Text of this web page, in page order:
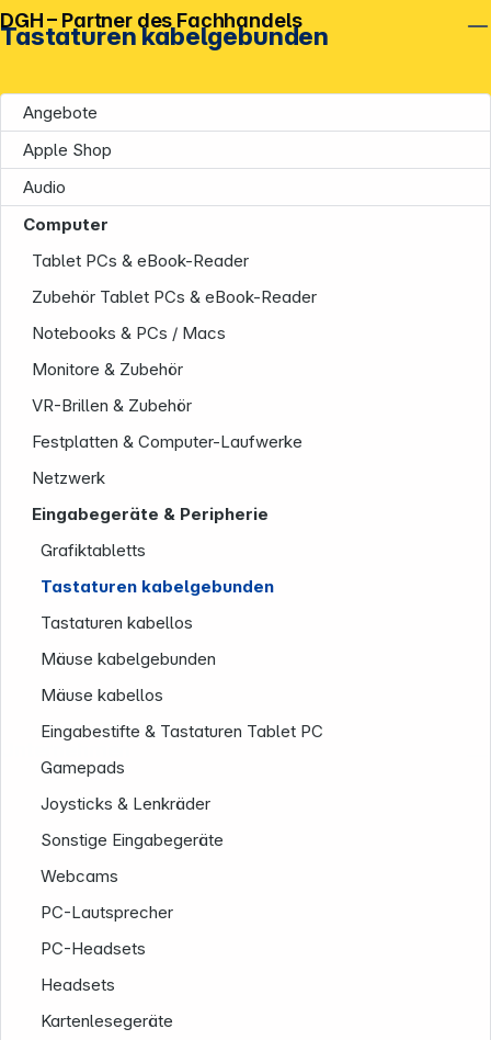
Tastaturen kabelgebunden
Angebote
Apple Shop
Audio
Computer
Tablet PCs & eBook-Reader
Zubehör Tablet PCs & eBook-Reader
Notebooks & PCs / Macs
Monitore & Zubehör
VR-Brillen & Zubehör
Festplatten & Computer-Laufwerke
Netzwerk
Eingabegeräte & Peripherie
Grafiktabletts
Tastaturen kabelgebunden
Tastaturen kabellos
Mäuse kabelgebunden
Mäuse kabellos
Eingabestifte & Tastaturen Tablet PC
Gamepads
Joysticks & Lenkräder
Sonstige Eingabegeräte
Webcams
PC-Lautsprecher
PC-Headsets
Headsets
Kartenlesegeräte
DGH – Partner des Fachhandels